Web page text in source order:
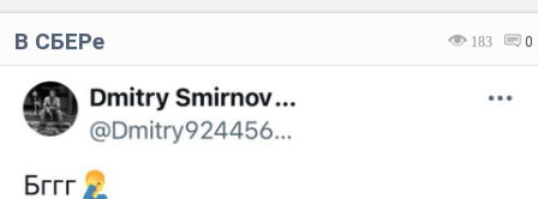
183 0
В СБЕРе